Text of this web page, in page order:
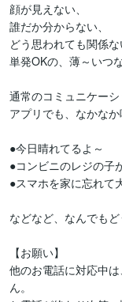
顔が見えない、
誰だか分からない、
どう思われても関係な
単発OKの、薄～いつ
通常のコミュニケーシ
アプリでも、なかなか
●今日晴れてるよ～
●コンビニのレジの子
●スマホを家に忘れて
などなど、なんでもど
【お願い】
他のお電話に対応中
ん。